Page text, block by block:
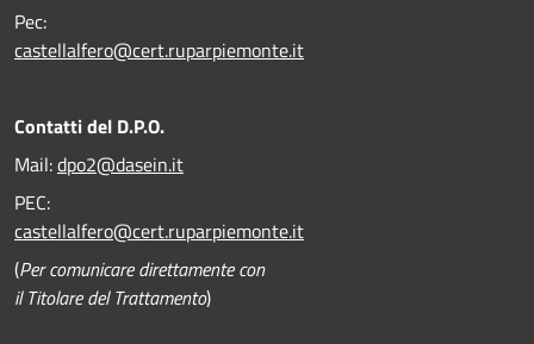
Pec:
castellalfero@cert.ruparpiemonte.it
Contatti del D.P.O.
Mail:dpo2@dasein.it
PEC:
castellalfero@cert.ruparpiemonte.it
(Per comunicare direttamente con
il Titolare del Trattamento)